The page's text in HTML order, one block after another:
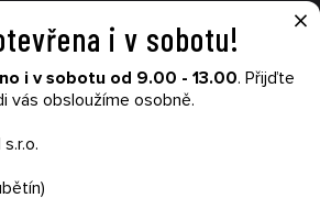
VŠE O NÁKUPU
Garance nákupu
Obchodní podmínky
×
i v sobotu!
i v sobotu od 9.00 - 13.00. Přijďte
vás obsloužíme osobně.